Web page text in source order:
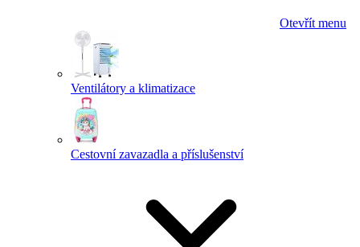
Otevřít menu
Ventilátory a klimatizace
Cestovní zavazadla a příslušenství